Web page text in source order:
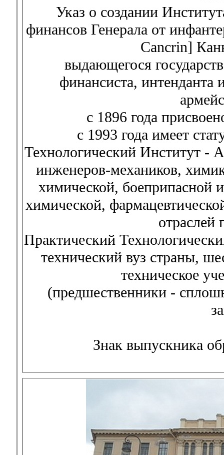
Указ о создании
финансов Генерала от
Cancrin]
выдающегося
финансиста, интенданта
c 1896 года
c 1993 года имеет
Технологический Институт -
инженеров-механиков,
химической, боеприпасной
химической,
Практический
технический вуз страны,
техническое
(предшественники -
Знак выпускника